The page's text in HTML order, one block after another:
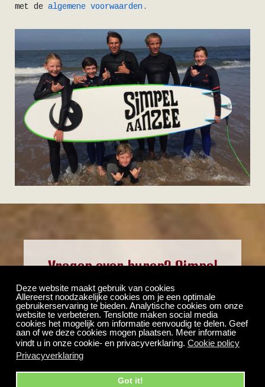
Deze website maakt gebruik van cookies
Allereerst noodzakelijke cookies om je een optimale
gebruikerservaring te bieden. Analytische cookies om onze
website te verbeteren. Tenslotte maken social media
cookies het mogelijk om informatie eenvoudig te delen. Geef
aan of we deze cookies mogen plaatsen. Meer informatie
vindt u in onze cookie- en privacyverklaring. Cookie policy
Privacyverklaring
Got it!
met de algemene voorwaarden.
Vragen over huren? Simpel
Stuur een mailtje